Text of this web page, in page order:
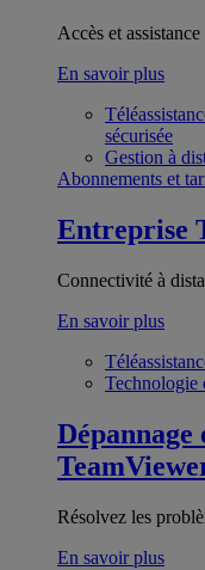
Accès et
En savoir plus
sécurisée
Gestion à
Abonnements et
Entreprise
Connectivité à
En savoir plus
Technologie
Dépannage
Résolvez les
En savoir plus